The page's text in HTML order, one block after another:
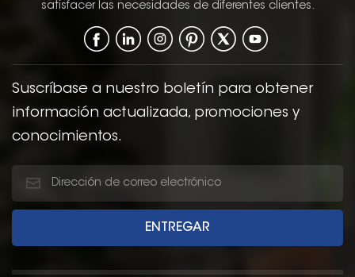
satisfacer las necesidades de diferentes clientes.
Suscríbase a nuestro boletín para obtener
información actualizada, promociones y
conocimientos.